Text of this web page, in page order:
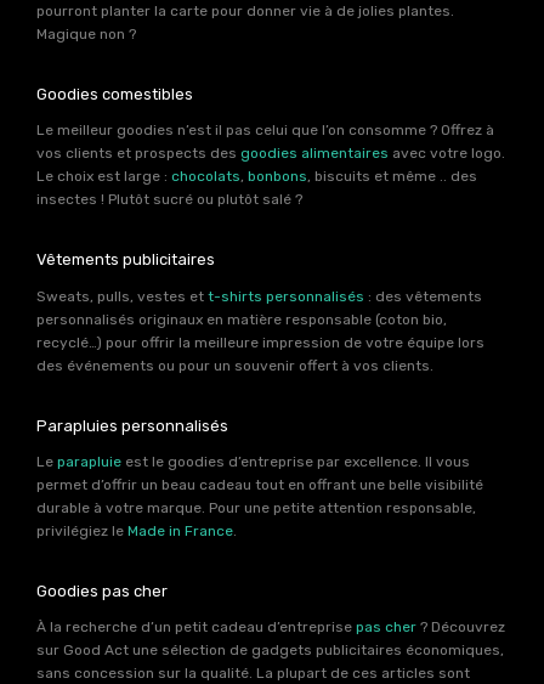
pourront planter la carte pour donner vie à de jolies plantes.
Magique non ?
Goodies comestibles
Le meilleur goodies n’est il pas celui que l’on consomme ? Offrez à
vos clients et prospects des goodies alimentaires avec votre logo.
Le choix est large : chocolats, bonbons, biscuits et même .. des
insectes ! Plutôt sucré ou plutôt salé ?
Vêtements publicitaires
Sweats, pulls, vestes et t-shirts personnalisés : des vêtements
personnalisés originaux en matière responsable (coton bio,
recyclé…) pour offrir la meilleure impression de votre équipe lors
des événements ou pour un souvenir offert à vos clients.
Parapluies personnalisés
Le parapluie est le goodies d’entreprise par excellence. Il vous
permet d’offrir un beau cadeau tout en offrant une belle visibilité
durable à votre marque. Pour une petite attention responsable,
privilégiez le Made in France.
Goodies pas cher
À la recherche d’un petit cadeau d’entreprise pas cher ? Découvrez
sur Good Act une sélection de gadgets publicitaires économiques,
sans concession sur la qualité. La plupart de ces articles sont